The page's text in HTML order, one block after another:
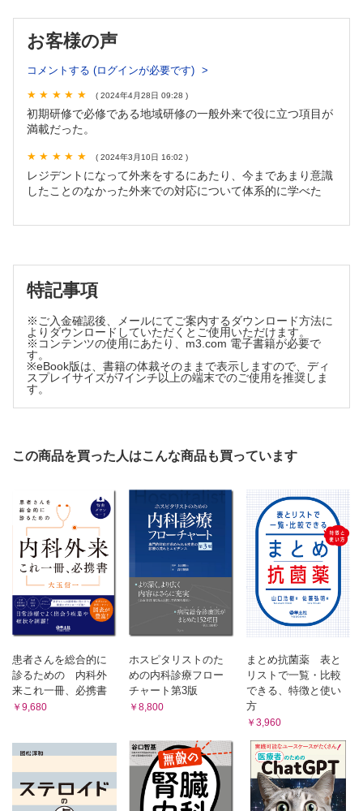
14．甲状腺機能亢進症・低下症【今西 明】
15．片頭痛【原瀬翔平】
16．慢性腰痛症【深瀬 龍】
1．外来診療がうまくいく最適なコミュニケーションの
2．外来におけるタイムマネジメント【大﨑崇正，玉野井徹
彦】
3．診療報酬に関して知っておきたいこと【松村 伸】
5．健康診断や人間ドックの異常 〜尿潜血陽性・CTで肺小結
8．患者さんを引き継ぐときのTips【伊豆倉 遥】
索引
お客様の声
コメントする (ログインが必要です)
( 2024年4月28日 09:28 )
初期研修で必修である地域研修の一般外来で役に立つ項目が
満載だった。
( 2024年3月10日 16:02 )
レジデントになって外来をするにあたり、今まであまり意識
したことのなかった外来での対応について体系的に学べた
特記事項
※ご入金確認後、メールにてご案内するダウンロード方法に
よりダウンロードしていただくとご使用いただけます。
※コンテンツの使用にあたり、m3.com 電子書籍が必要で
す。
※eBook版は、書籍の体裁そのままで表示しますので、ディ
スプレイサイズが7インチ以上の端末でのご使用を推奨しま
す。
この商品を買った人はこんな商品も買っています
患者さんを総合的に
診るための 内科外
来これ一冊、必携書
￥9,680
ホスピタリストのた
めの内科診療フロー
チャート第3版
￥8,800
まとめ抗菌薬 表と
リストで一覧・比較
できる、特徴と使い
方
￥3,960